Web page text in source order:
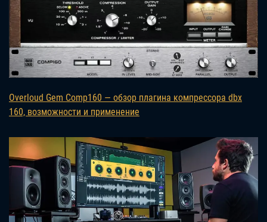
Overloud Gem Comp160 — обзор плагина компрессора dbx
160, возможности и применение